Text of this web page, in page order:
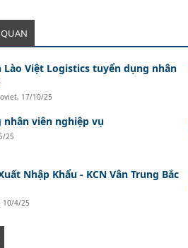
Lào Việt Logistics tuyển dụng nhân
, 17/10/25
viên nghiệp vụ
25
Nhập Khẩu - KCN Vân Trung Bắc
10/4/25